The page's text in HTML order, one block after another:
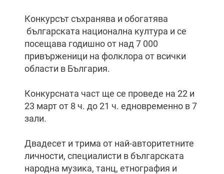
Конкурсът съхранява и обогатява
българската национална култура и се
посещава годишно от над 7 000
привърженици на фолклора от всички
области в България.
Конкурсната част ще се проведе на 22 и
23 март от 8 ч. до 21 ч. едновременно в 7
зали.
Двадесет и трима от най-авторитетните
личности, специалисти в българската
народна музика, танц, етнография и